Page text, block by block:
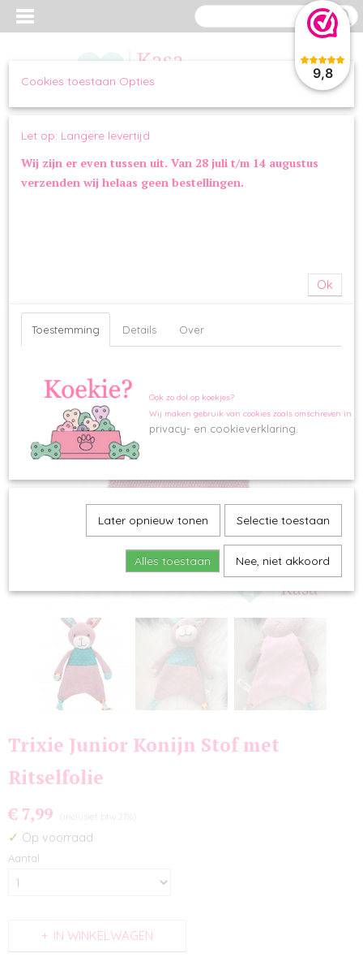
9,8
Inloggen
Home>PUPPY >SPELEN> Trixie Junior Konijn Stof met Ritselfolie
Trixie Junior Konijn Stof met
Ritselfolie
€ 7,99 (inclusief btw 21%)
✓ Op voorraad
Aantal
IN WINKELWAGEN
Cookies toestaan Opties
Let op: Langere levertijd
Wij zijn er even tussen uit. Van 28 juli t/m 14 augustus
verzenden wij helaas geen bestellingen.
Ok
Toestemming Details Over
Ook zo dol op koekjes?
Wij maken gebruik van cookies zoals omschreven in
privacy- en cookieverklaring.
Later opnieuw tonen Selectie toestaan
Alles toestaan Nee, niet akkoord